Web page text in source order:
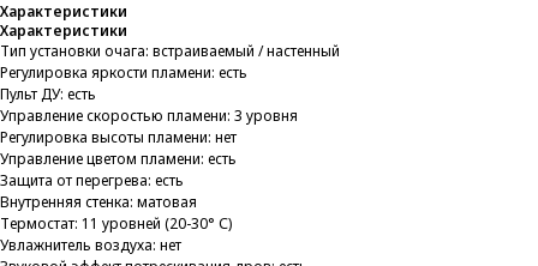
Характеристики
Характеристики
Тип установки очага: встраиваемый / настенный
Регулировка яркости пламени: есть
Пульт ДУ: есть
Управление скоростью пламени: 3 уровня
Регулировка высоты пламени: нет
Управление цветом пламени: есть
Защита от перегрева: есть
Внутренняя стенка: матовая
Термостат: 11 уровней (20-30° С)
Увлажнитель воздуха: нет